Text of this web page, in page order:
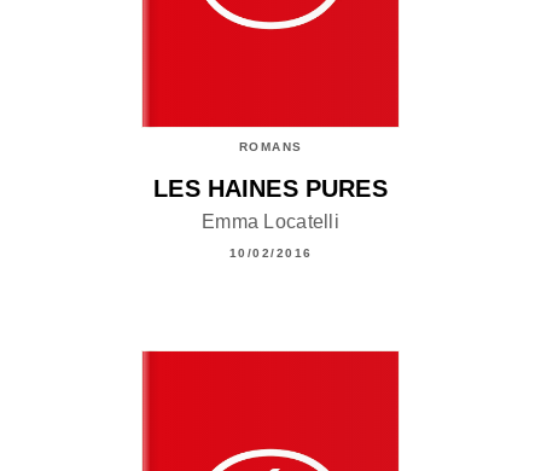
ROMANS
LES HAINES PURES
Emma Locatelli
10/02/2016